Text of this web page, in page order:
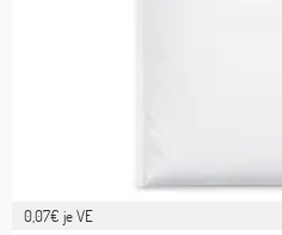
0,07€ je VE